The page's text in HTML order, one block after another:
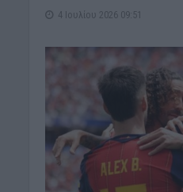
4 Ιουλίου 2026 09:51